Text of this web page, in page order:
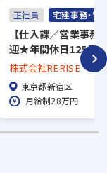
正社員 宅建事務・営
【仕入課／営業事務
迎★年間休日125日
ルフレックス制◎
株式会社RERISE
東京都新宿区
月給制28万円